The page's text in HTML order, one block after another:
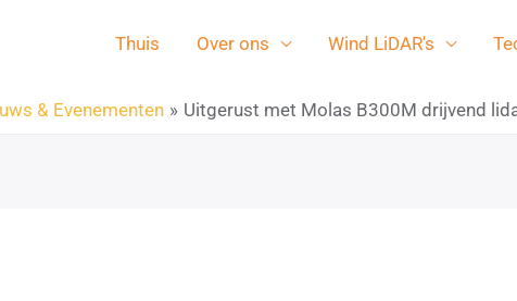
Thuis Over ons Wind LiDAR's
& Evenementen Uitgerust met Molas B300M drijvend